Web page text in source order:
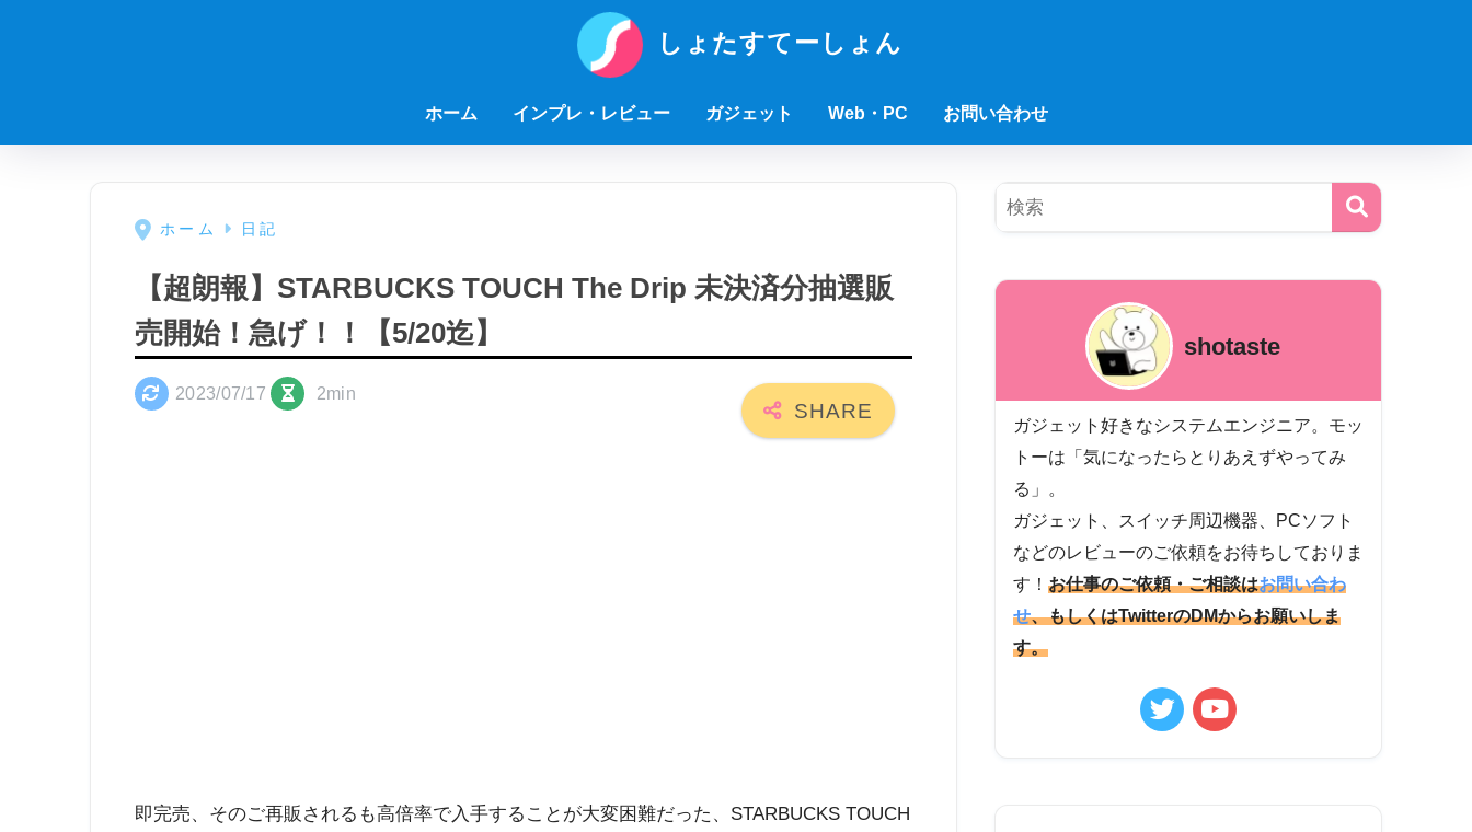
しょたすてーしょん
ホーム インプレ・レビュー ガジェット Web・PC お問い合わせ
ホーム 日記
【超朗報】STARBUCKS TOUCH The Drip 未決済分抽選販
売開始！急げ！！【5/20迄】
2023/07/17 2min
即完売、そのご再販されるも高倍率で入手することが大変困難だった、STARBUCKS TOUCH
shotaste
ガジェット好きなシステムエンジニア。モッ
トーは「気になったらとりあえずやってみ
る」。
ガジェット、スイッチ周辺機器、PCソフト
などのレビューのご依頼をお待ちしておりま
す！ お仕事のご依頼・ご相談はお問い合わ
せ、もしくはTwitterのDMからお願いしま
す。